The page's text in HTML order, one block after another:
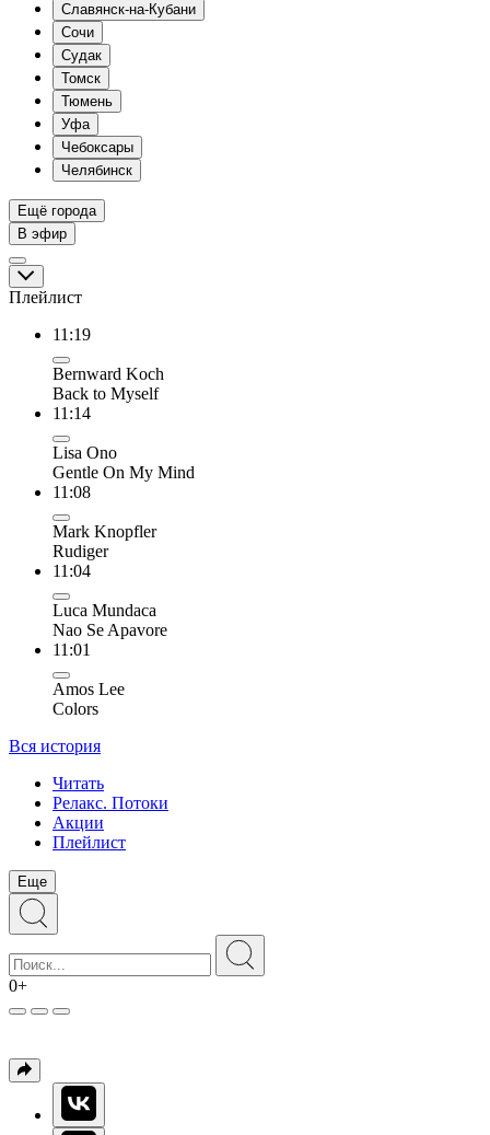
Славянск-на-Кубани
Сочи
Судак
Томск
Тюмень
Уфа
Чебоксары
Челябинск
Ещё города
В эфир
Плейлист
11:19
Bernward Koch
Back to Myself
11:14
Lisa Ono
Gentle On My Mind
11:08
Mark Knopfler
Rudiger
11:04
Luca Mundaca
Nao Se Apavore
11:01
Amos Lee
Colors
Вся история
Читать
Релакс. Потоки
Акции
Плейлист
Еще
0+